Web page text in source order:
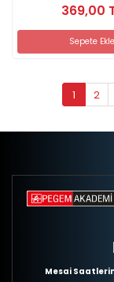
369,00
Sepete Ekle
1 2
Mesai